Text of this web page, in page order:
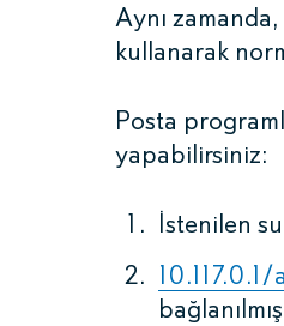
Aynı
kullanarak
Posta
yapabilirsiniz:
İstenilen